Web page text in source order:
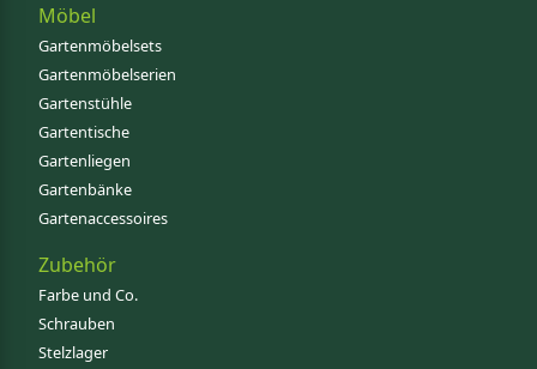
Möbel
Gartenmöbelsets
Gartenmöbelserien
Gartenstühle
Gartentische
Gartenliegen
Gartenbänke
Gartenaccessoires
Zubehör
Farbe und Co.
Schrauben
Stelzlager